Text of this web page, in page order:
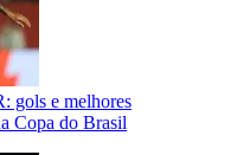
gols e melhores
Copa do Brasil